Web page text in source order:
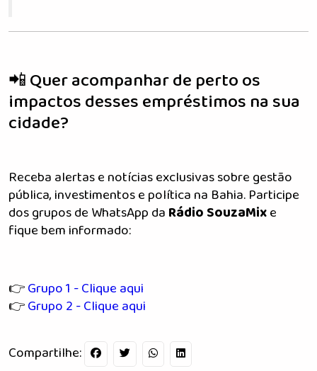
📲 Quer acompanhar de perto os
impactos desses empréstimos na sua
cidade?
Receba alertas e notícias exclusivas sobre gestão
pública, investimentos e política na Bahia. Participe
dos grupos de WhatsApp daRádio SouzaMixe
fique bem informado:
👉Grupo 1 - Clique aqui
👉Grupo 2 - Clique aqui
Compartilhe: